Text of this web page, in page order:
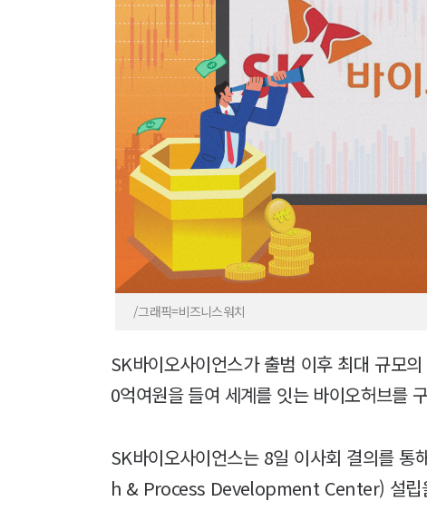
/그래픽=비즈니스워치
SK바이오사이언스가 출범 이후 최대 규모
0억여원을 들여 세계를 잇는 바이오허브를
SK바이오사이언스는 8일 이사회 결의를
h & Process Development Center) 설립